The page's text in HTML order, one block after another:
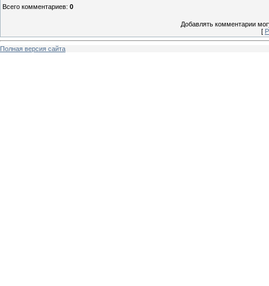
Всего комментариев: 0
Добавлять комментарии
[
Полная версия сайта